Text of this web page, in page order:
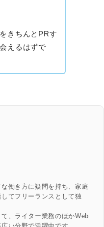
きちんとPRす
えるはずで
働き方に疑問を持ち、家庭
てフリーランスとして独
、ライター業務のほかWeb